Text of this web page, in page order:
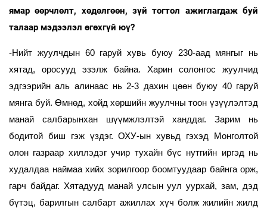
ямар өөрчлөлт, хөдөлгөөн, зүй тогтол ажиглагдаж буй
талаар мэдээлэл өгөхгүй юү?
-Нийт жуулчдын 60 гаруй хувь буюу 230-аад мянгыг нь
хятад, оросууд эзэлж байна. Харин солонгос жуулчид
эдгээрийн аль алинаас нь 2-3 дахин цөөн буюу 40 гаруй
мянга буй. Өмнөд, хойд хөршийн жуулчны тоон үзүүлэлтэд
манай салбарынхан шүүмжлэлтэй ханддаг. Зарим нь
бодитой биш гэж үздэг. ОХУ-ын хувьд гэхэд Монголтой
олон газраар хиллэдэг учир тухайн бүс нутгийн иргэд нь
худалдаа наймаа хийх зорилгоор боомтуудаар байнга орж,
гарч байдаг. Хятадууд манай улсын уул уурхай, зам, дэд
бүтэц, барилгын салбарт ажиллах хүч болж жилийн жилд